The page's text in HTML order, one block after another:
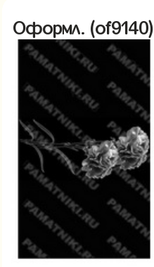
Оформл. (of9140)